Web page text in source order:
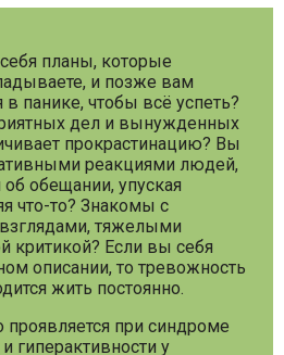
планы, которые
и позже вам
в панике, чтобы всё успеть?
дел и вынужденных
прокрастинацию? Вы
реакциями людей,
обещании, упуская
что-то? Знакомы с
тяжелыми
критикой? Если вы себя
описании, то тревожность
жить постоянно.
проявляется при синдроме
гиперактивности у